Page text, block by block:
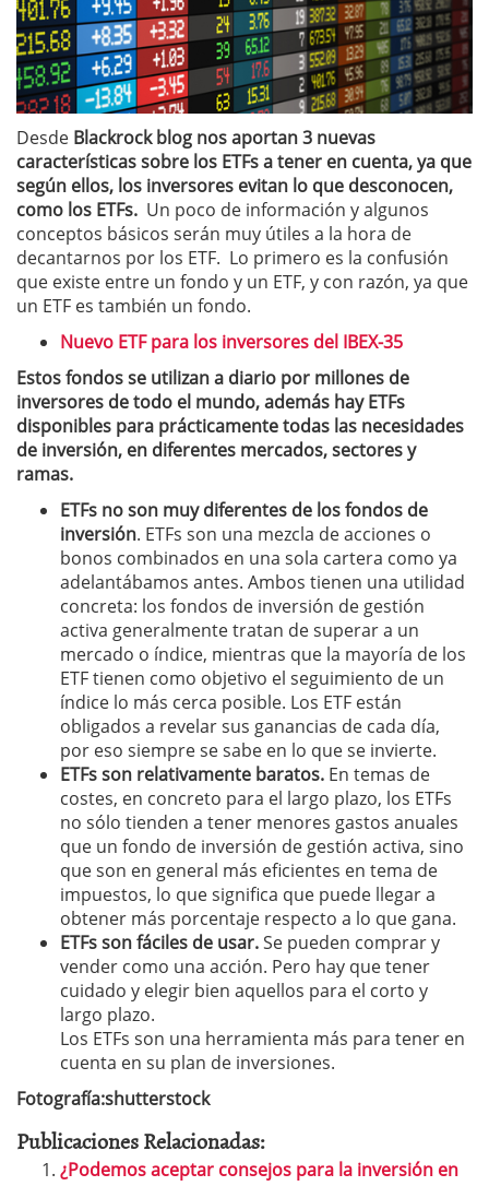
Desde Blackrock blog nos aportan 3 nuevas
características sobre los ETFs a tener en cuenta, ya que
según ellos, los inversores evitan lo que desconocen,
como los ETFs. Un poco de información y algunos
conceptos básicos serán muy útiles a la hora de
decantarnos por los ETF. Lo primero es la confusión
que existe entre un fondo y un ETF, y con razón, ya que
un ETF es también un fondo.
Nuevo ETF para los inversores del IBEX-35
Estos fondos se utilizan a diario por millones de
inversores de todo el mundo, además hay ETFs
disponibles para prácticamente todas las necesidades
de inversión, en diferentes mercados, sectores y
ramas.
ETFs no son muy diferentes de los fondos de
inversión. ETFs son una mezcla de acciones o
bonos combinados en una sola cartera como ya
adelantábamos antes. Ambos tienen una utilidad
concreta: los fondos de inversión de gestión
activa generalmente tratan de superar a un
mercado o índice, mientras que la mayoría de los
ETF tienen como objetivo el seguimiento de un
índice lo más cerca posible. Los ETF están
obligados a revelar sus ganancias de cada día,
por eso siempre se sabe en lo que se invierte.
ETFs son relativamente baratos. En temas de
costes, en concreto para el largo plazo, los ETFs
no sólo tienden a tener menores gastos anuales
que un fondo de inversión de gestión activa, sino
que son en general más eficientes en tema de
impuestos, lo que significa que puede llegar a
obtener más porcentaje respecto a lo que gana.
ETFs son fáciles de usar.Se pueden comprar y
vender como una acción. Pero hay que tener
cuidado y elegir bien aquellos para el corto y
largo plazo.
Los ETFs son una herramienta más para tener en
cuenta en su plan de inversiones.
Fotografía:shutterstock
Publicaciones Relacionadas:
¿Podemos aceptar consejos para la inversión en